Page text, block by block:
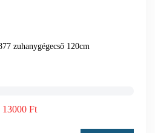
zuhanygégecső 120cm
13000 Ft